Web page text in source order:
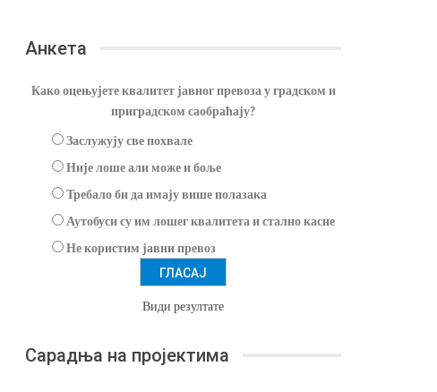
Анкета
Како оцењујете квалитет јавног превоза у градском и
приградском саобраћају?
Заслужују све похвале
Није лоше али може и боље
Требало би да имају више полазака
Аутобуси су им лошег квалитета и стално касне
Не користим јавни превоз
Види резултате
Сарадња на пројектима